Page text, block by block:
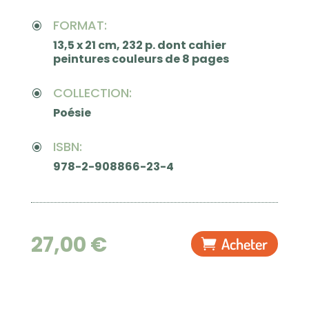
\ FORMAT:
13,5 x 21 cm, 232 p. dont cahier
peintures couleurs de 8 pages
\ COLLECTION:
Poésie
\ ISBN:
978-2-908866-23-4
27,00€ Acheter